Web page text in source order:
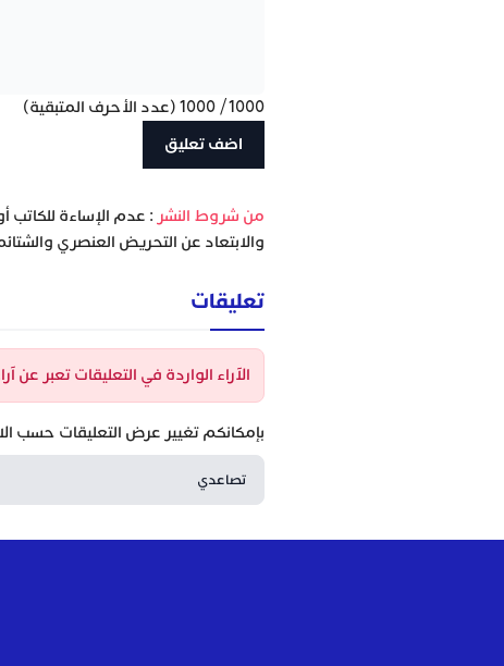
1000
/
1000 (عدد الأحرف المتبقية)
‫من شروط النشر : عدم الإساءة للكاتب
والابتعاد عن التحريض العنصري
تعليقات
الآراء الواردة في التعليقات تعبر
بإمكانكم تغيير عرض التعليقات حسب